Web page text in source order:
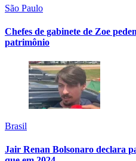
São Paulo
Chefes de gabinete de Zoe
patrimônio
Brasil
Jair Renan Bolsonaro declara